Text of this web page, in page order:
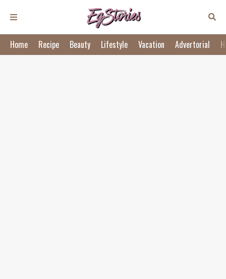
Home Recipe Beauty Lifestyle Vacation Advertorial